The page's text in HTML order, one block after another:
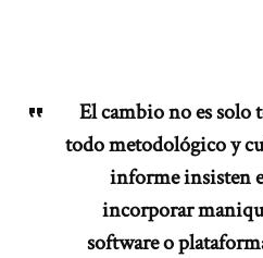
El cambio no es solo
todo metodológico y
informe insisten
incorporar
software o